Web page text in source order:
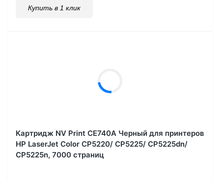
Купить в 1 клик
Картридж NV Print CE740A Черный для принтеров
HP LaserJet Color CP5220/ CP5225/ CP5225dn/
CP5225n, 7000 страниц